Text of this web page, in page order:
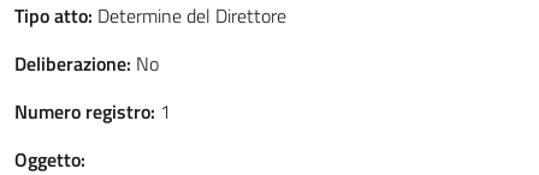
Tipo atto: Determine del Direttore
Deliberazione: No
Numero registro: 1
Oggetto: